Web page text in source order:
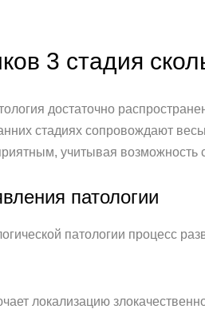
3 стадия
достаточно
стадиях сопровождают
учитывая
патологии
патологии процесс
локализацию